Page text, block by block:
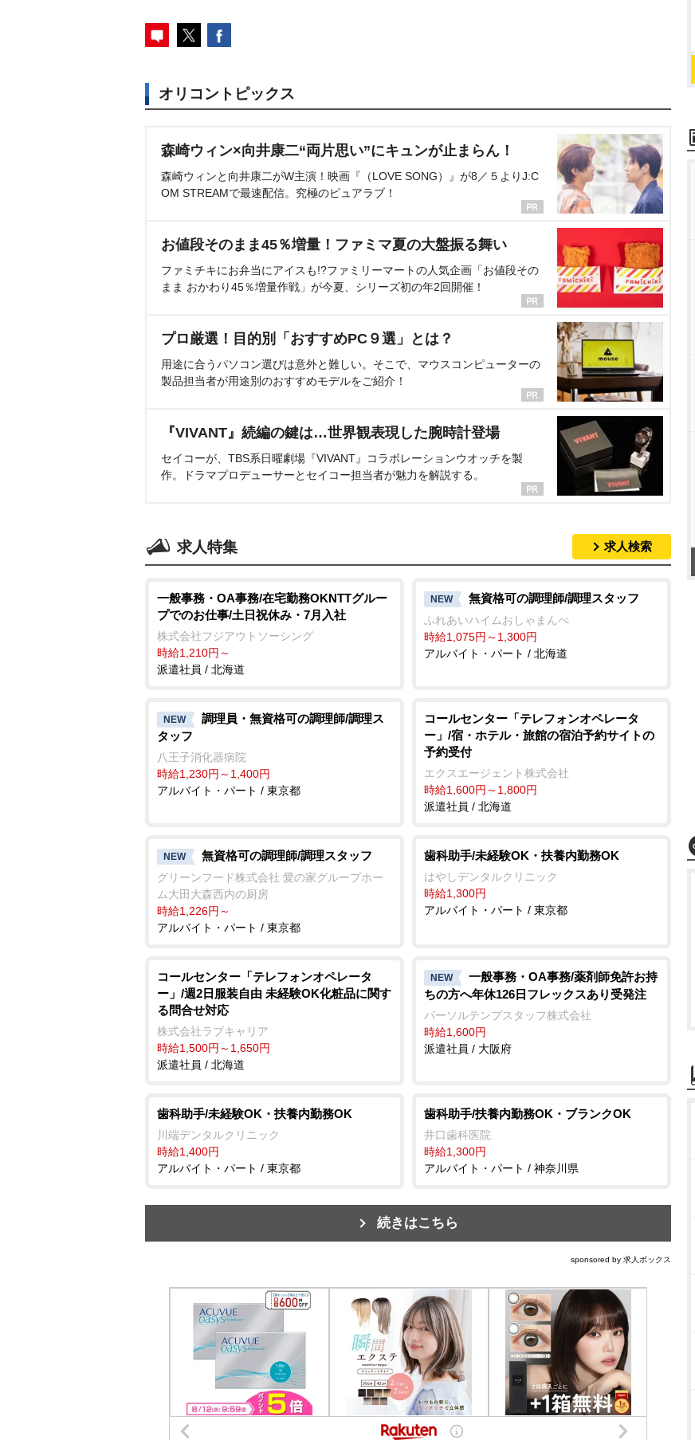
オリコントピックス
森崎ウィン×向井康二“両片思い”にキュンが止まらん！
森崎ウィンと向井康二がW主演！映画『（LOVE SONG）』が8／５よりJ:C
OM STREAMで最速配信。究極のピュアラブ！
お値段そのまま45％増量！ファミマ夏の大盤振る舞い
ファミチキにお弁当にアイスも!?ファミリーマートの人気企画「お値段その
まま おかわり45％増量作戦」が今夏、シリーズ初の年2回開催！
プロ厳選！目的別「おすすめPC９選」とは？
用途に合うパソコン選びは意外と難しい。そこで、マウスコンピューターの
製品担当者が用途別のおすすめモデルをご紹介！
『VIVANT』続編の鍵は…世界観表現した腕時計登場
セイコーが、TBS系日曜劇場『VIVANT』コラボレーションウオッチを製
作。ドラマプロデューサーとセイコー担当者が魅力を解説する。
求人特集 求人検索
一般事務・OA事務/在宅勤務OKNTTグルー
プでのお仕事/土日祝休み・7月入社
株式会社フジアウトソーシング
時給1,210円～
派遣社員 / 北海道
NEW 無資格可の調理師/調理スタッフ
ふれあいハイムおしゃまんべ
時給1,075円～1,300円
アルバイト・パート / 北海道
NEW
調理員・無資格可の調理師/調理ス
タッフ
八王子消化器病院
時給1,230円～1,400円
アルバイト・パート / 東京都
コールセンター「テレフォンオペレータ
ー」/宿・ホテル・旅館の宿泊予約サイトの
予約受付
エクスエージェント株式会社
時給1,600円～1,800円
派遣社員 / 北海道
NEW 無資格可の調理師/調理スタッフ
グリーンフード株式会社 愛の家グループホー
ム大田大森西内の厨房
時給1,226円～
アルバイト・パート / 東京都
歯科助手/未経験OK・扶養内勤務OK
はやしデンタルクリニック
時給1,300円
アルバイト・パート / 東京都
コールセンター「テレフォンオペレータ
ー」/週2日服装自由 未経験OK化粧品に関す
る問合せ対応
株式会社ラブキャリア
時給1,500円～1,650円
派遣社員 / 北海道
NEW
一般事務・OA事務/薬剤師免許お持
ちの方へ年休126日フレックスあり受発注
パーソルテンプスタッフ株式会社
時給1,600円
派遣社員 / 大阪府
歯科助手/未経験OK・扶養内勤務OK
川端デンタルクリニック
時給1,400円
アルバイト・パート / 東京都
歯科助手/扶養内勤務OK・ブランクOK
井口歯科医院
時給1,300円
アルバイト・パート / 神奈川県
続きはこちら
sponsored by 求人ボックス